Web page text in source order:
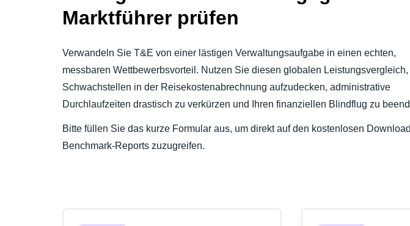
Marktführer prüfen
Verwandeln Sie T&E von einer lästigen Verwaltungsaufgabe in einen echten,
messbaren Wettbewerbsvorteil. Nutzen Sie diesen globalen Leistungsvergleich,
Schwachstellen in der Reisekostenabrechnung aufzudecken, administrative
Durchlaufzeiten drastisch zu verkürzen und Ihren finanziellen Blindflug zu
Bitte füllen Sie das kurze Formular aus, um direkt auf den kostenlosen
Benchmark-Reports zuzugreifen.